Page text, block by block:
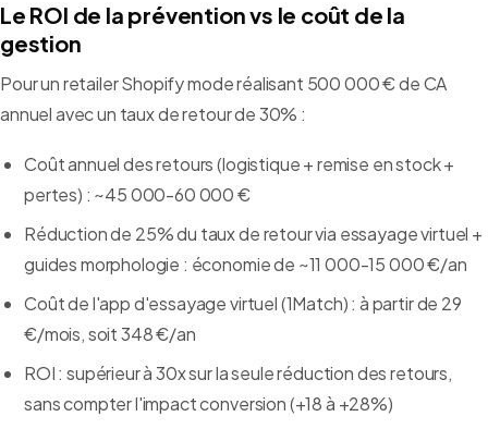
Le ROI de la prévention vs le coût de la
gestion
Pour un retailer Shopify mode réalisant 500 000 € de CA
annuel avec un taux de retour de 30% :
Coût annuel des retours (logistique + remise en stock +
pertes) : ~45 000-60 000 €
Réduction de 25% du taux de retour via essayage virtuel +
guides morphologie : économie de ~11 000-15 000 €/an
Coût de l'app d'essayage virtuel (1Match) : à partir de 29
€/mois, soit 348 €/an
ROI : supérieur à 30x sur la seule réduction des retours,
sans compter l'impact conversion (+18 à +28%)